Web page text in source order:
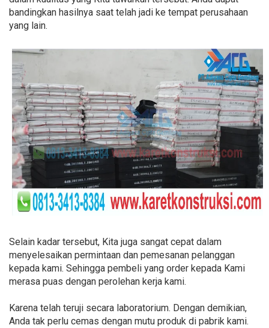
bandingkan hasilnya saat telah jadi ke tempat perusahaan
yang lain.
Selain kadar tersebut, Kita juga sangat cepat dalam
menyelesaikan permintaan dan pemesanan pelanggan
kepada kami. Sehingga pembeli yang order kepada Kami
merasa puas dengan perolehan kerja kami.
Karena telah teruji secara laboratorium. Dengan demikian,
Anda tak perlu cemas dengan mutu produk di pabrik kami.